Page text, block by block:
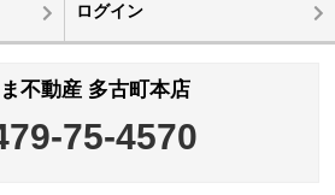
ログイン
不動産 多古町本店
75-4570